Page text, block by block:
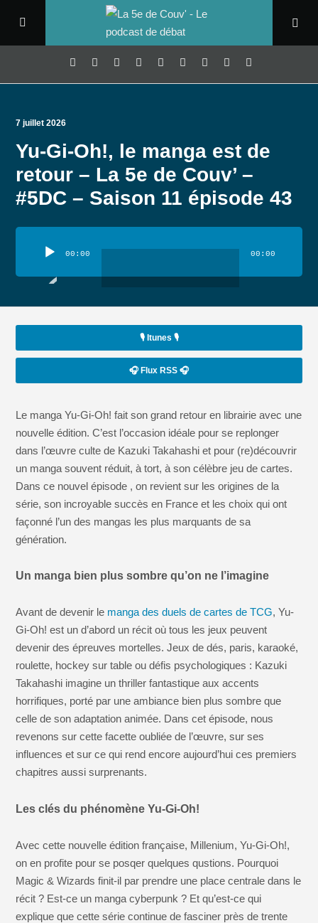
7 juillet 2026
Yu-Gi-Oh!, le manga est de
retour – La 5e de Couv’ –
#5DC – Saison 11 épisode 43
audio
00:00 00:00
🎙️ Itunes 🎙️
🎧 Flux RSS 🎧
Le manga Yu-Gi-Oh! fait son grand retour en librairie avec une
nouvelle édition. C’est l’occasion idéale pour se replonger
dans l’œuvre culte de Kazuki Takahashi et pour (re)découvrir
un manga souvent réduit, à tort, à son célèbre jeu de cartes.
Dans ce nouvel épisode , on revient sur les origines de la
série, son incroyable succès en France et les choix qui ont
façonné l’un des mangas les plus marquants de sa
génération.
Un manga bien plus sombre qu’on ne l’imagine
Avant de devenir le manga des duels de cartes de TCG, Yu-
Gi-Oh! est un d’abord un récit où tous les jeux peuvent
devenir des épreuves mortelles. Jeux de dés, paris, karaoké,
roulette, hockey sur table ou défis psychologiques : Kazuki
Takahashi imagine un thriller fantastique aux accents
horrifiques, porté par une ambiance bien plus sombre que
celle de son adaptation animée. Dans cet épisode, nous
revenons sur cette facette oubliée de l’œuvre, sur ses
influences et sur ce qui rend encore aujourd’hui ces premiers
chapitres aussi surprenants.
Les clés du phénomène Yu-Gi-Oh!
Avec cette nouvelle édition française, Millenium, Yu-Gi-Oh!,
on en profite pour se posqer quelques qustions. Pourquoi
Magic & Wizards finit-il par prendre une place centrale dans le
récit ? Est-ce un manga cyberpunk ? Et qu’est-ce qui
explique que cette série continue de fasciner près de trente